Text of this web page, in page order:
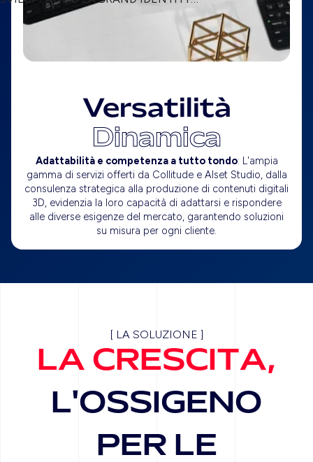
Versatilità
Dinamica
Adattabilità e competenza a tutto tondo: L'ampia
gamma di servizi offerti da Collitude e Alset Studio, dalla
consulenza strategica alla produzione di contenuti digitali
3D, evidenzia la loro capacità di adattarsi e rispondere
alle diverse esigenze del mercato, garantendo soluzioni
su misura per ogni cliente.
[ LA SOLUZION E ]
LA CRESCITA,
L'OSSIGENO
PER LE